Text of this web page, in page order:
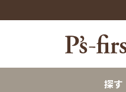
探す